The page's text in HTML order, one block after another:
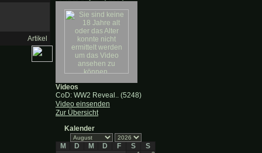
Artikel
Videos
CoD: WW2 Reveal.. (5248)
Video einsenden
Zur Übersicht
Kalender
M D M D F S S